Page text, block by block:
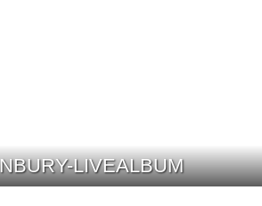
LIVEALBUM